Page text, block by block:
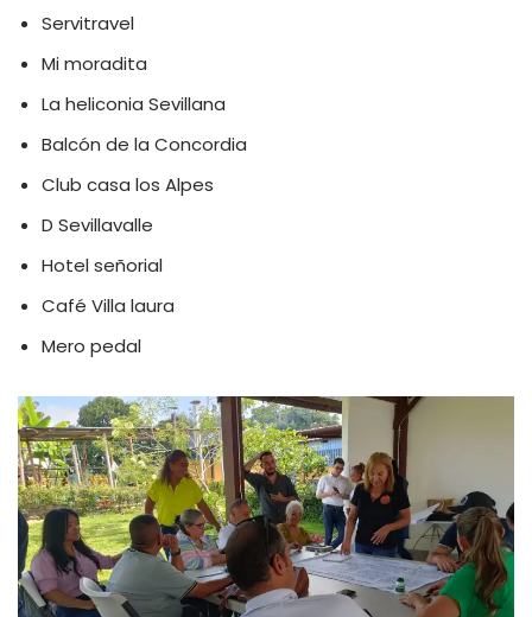
Servitravel
Mi moradita
La heliconia Sevillana
Balcón de la Concordia
Club casa los Alpes
D Sevillavalle
Hotel señorial
Café Villa laura
Mero pedal